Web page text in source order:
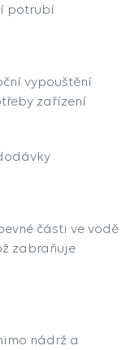
potrubí
vypouštění
zařízení
části ve vodě
zabraňuje
nádrž a